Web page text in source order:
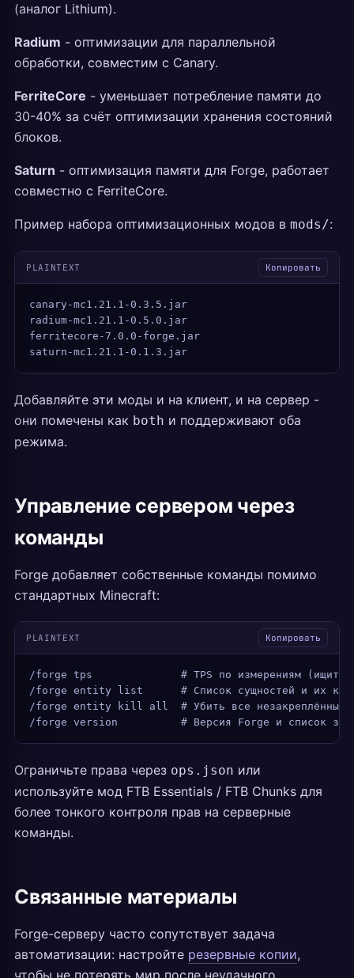
(аналог Lithium).
Radium - оптимизации для параллельной
обработки, совместим с Canary.
FerriteCore - уменьшает потребление памяти до
30-40% за счёт оптимизации хранения состояний
блоков.
Saturn - оптимизация памяти для Forge, работает
совместно с FerriteCore.
Пример набора оптимизационных модов в mods/:
PLAINTEXT Копировать
canary-mc1.21.1-0.3.5.jar
radium-mc1.21.1-0.5.0.jar
ferritecore-7.0.0-forge.jar
saturn-mc1.21.1-0.1.3.jar
Добавляйте эти моды и на клиент, и на сервер -
они помечены как both и поддерживают оба
режима.
Управление сервером через
команды
Forge добавляет собственные команды помимо
стандартных Minecraft:
PLAINTEXT Копировать
/forge tps              # TPS по измерениям (ищите
/forge entity list      # Список сущностей и их
/forge entity kill all  # Убить все незакреплённые
/forge version          # Версия Forge и список
Ограничьте права через ops.json или
используйте мод FTB Essentials / FTB Chunks для
более тонкого контроля прав на серверные
команды.
Связанные материалы
Forge-серверу часто сопутствует задача
автоматизации: настройте резервные копии,
чтобы не потерять мир после неудачного